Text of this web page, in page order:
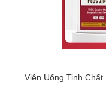
Viên Uống Tinh